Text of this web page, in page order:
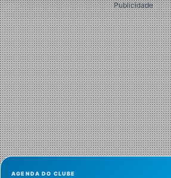
Publicidade
AGENDA DO CLUBE